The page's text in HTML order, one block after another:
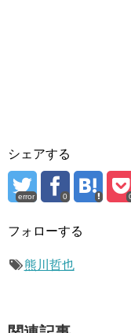
シェアする
error 0
フォローする
熊川哲也